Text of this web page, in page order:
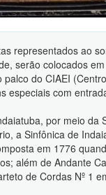
representados ao
serão colocados
do CIAEI
especiais com
por meio
a Sinfônica de
em 1776
além de Andante
de Cordas Nº 1